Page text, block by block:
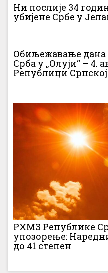
Ни послије 34
убијене Србе у
Обиљежавање дана
Срба у „Олуји“ – 4.
Републици Српској
РХМЗ Републике
упозорење:
до 41 степен